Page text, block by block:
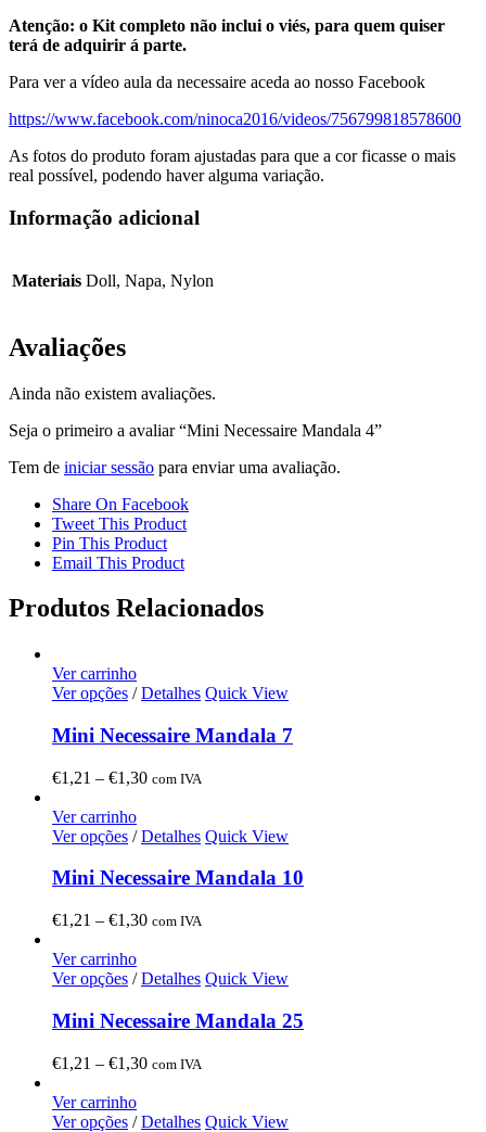
Atenção: o Kit completo não inclui o viés, para quem quiser
terá de adquirir á parte.
Para ver a vídeo aula da necessaire aceda ao nosso Facebook
https://www.facebook.com/ninoca2016/videos/756799818578600
As fotos do produto foram ajustadas para que a cor ficasse o mais
real possível, podendo haver alguma variação.
Informação adicional
Materiais Doll, Napa, Nylon
Avaliações
Ainda não existem avaliações.
Seja o primeiro a avaliar “Mini Necessaire Mandala 4”
Tem de iniciar sessão para enviar uma avaliação.
Share On Facebook
Tweet This Product
Pin This Product
Email This Product
Produtos Relacionados
Ver carrinho
Ver opções / Detalhes Quick View
Mini Necessaire Mandala 7
€1,21 – €1,30Price
through
com IVA
Ver carrinho
Ver opções / Detalhes Quick View
Mini Necessaire Mandala 10
€1,21 – €1,30Price
through
com IVA
Ver carrinho
Ver opções / Detalhes Quick View
Mini Necessaire Mandala 25
€1,21 – €1,30Price
through
com IVA
Ver carrinho
Ver opções / Detalhes Quick View